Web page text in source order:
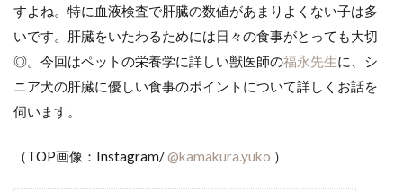
すよね。特に血液検査で肝臓の数値があまりよくない子は多
いです。肝臓をいたわるためには日々の食事がとっても大切
◎。今回はペットの栄養学に詳しい獣医師の福永先生に、シ
ニア犬の肝臓に優しい食事のポイントについて詳しくお話を
伺います。
（TOP画像：Instagram/@kamakura.yuko ）